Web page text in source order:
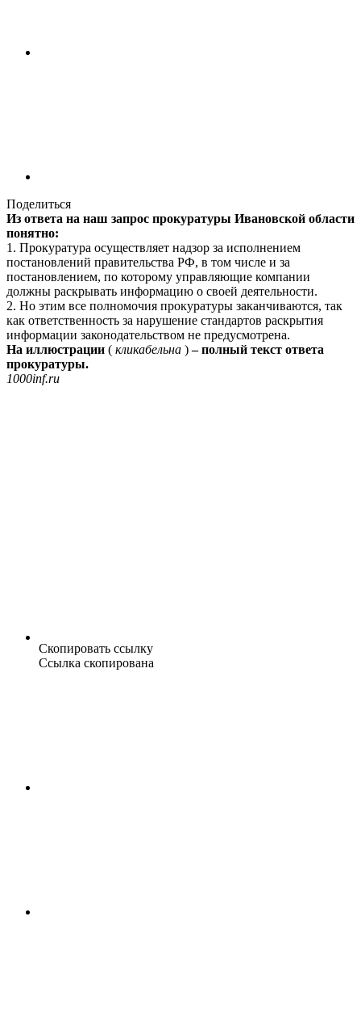
Поделиться
Из ответа на наш запрос прокуратуры Ивановской области
понятно:
1. Прокуратура осуществляет надзор за исполнением
постановлений правительства РФ, в том числе и за
постановлением, по которому управляющие компании
должны раскрывать информацию о своей деятельности.
2. Но этим все полномочия прокуратуры заканчиваются, так
как ответственность за нарушение стандартов раскрытия
информации законодательством не предусмотрена.
На иллюстрации ( кликабельна )– полный текст ответа
прокуратуры.
1000inf.ru
Скопировать ссылку
Ссылка скопирована